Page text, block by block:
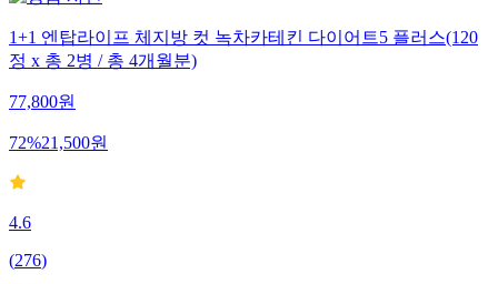
1+1 엔탑라이프 체지방 컷 녹차카테킨 다이어트5 플러스(120
정 x 총 2병 / 총 4개월분)
77,800원
72%21,500원
4.6
(276)